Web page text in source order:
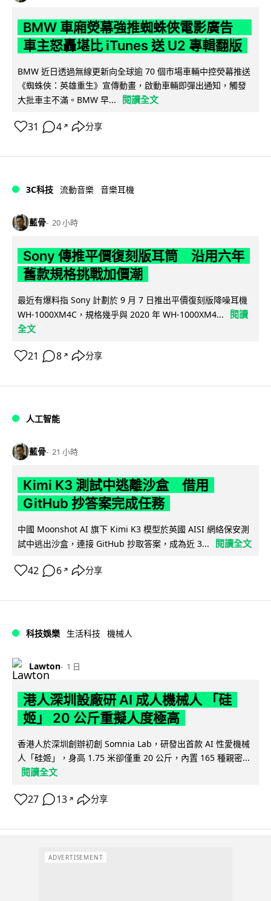
BMW 車廂熒幕強推蜘蛛俠電影廣告
車主怒轟堪比 iTunes 送 U2 專輯翻版
BMW 近日透過無線更新向全球逾 70 個市場車輛中控熒幕推送
《蜘蛛俠：英雄重生》宣傳動畫，啟動車輛即彈出通知，觸發
大批車主不滿。BMW 早...
閱讀全文
31 4 ↗ 分享
3C科技 流動音樂 音樂耳機
藍骨 20 小時
Sony 傳推平價復刻版耳筒 沿用六年
舊款規格挑戰加價潮
最近有爆料指 Sony 計劃於 9 月 7 日推出平價復刻版降噪耳機
WH-1000XM4C，規格幾乎與 2020 年 WH-1000XM4...
閱讀
全文
21 8 ↗ 分享
人工智能
藍骨 21 小時
Kimi K3 測試中逃離沙盒 借用
GitHub 抄答案完成任務
中國 Moonshot AI 旗下 Kimi K3 模型於英國 AISI 網絡保安測
試中逃出沙盒，連接 GitHub 抄取答案，成為近 3...
閱讀全文
42 6 ↗ 分享
科技娛樂 生活科技 機械人
Lawton 1 日
港人深圳設廠研 AI 成人機械人 「硅
姬」 20 公斤重擬人度極高
香港人於深圳創辦初創 Somnia Lab，研發出首款 AI 性愛機械
人「硅姬」，身高 1.75 米卻僅重 20 公斤，內置 165 種親密...
閱讀全文
27 13 ↗ 分享
ADVERTISEMENT